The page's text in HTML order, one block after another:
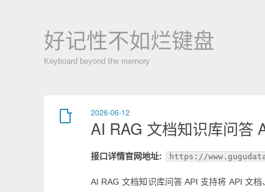
好记性不如烂键盘
Keyboard beyond the memory
2026-06-12
AI RAG 文档知识库问答
接口详情官网地址: https://
AI RAG 文档知识库问答 API 支持将 API 文